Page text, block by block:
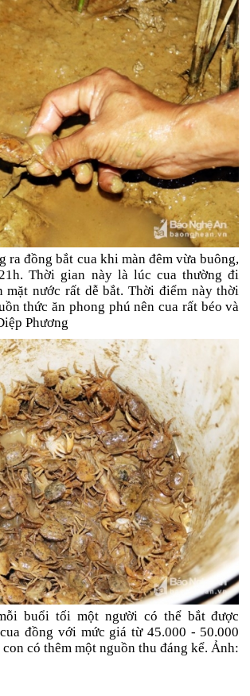
ra đồng bắt cua khi màn đêm vừa buông,
Thời gian này là lúc cua thường đi
mặt nước rất dễ bắt. Thời điểm này thời
thức ăn phong phú nên cua rất béo và
Phương
buổi tối một người có thể bắt được
đồng với mức giá từ 45.000 - 50.000
có thêm một nguồn thu đáng kể. Ảnh: